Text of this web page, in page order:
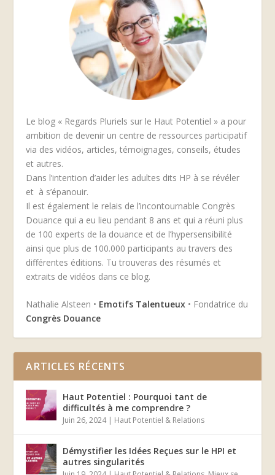
Le blog « Regards Pluriels sur le Haut Potentiel » a pour
ambition de devenir un centre de ressources participatif
via des vidéos, articles, témoignages, conseils, études
et autres.
Dans l’intention d’aider les adultes dits HP à se révéler
et à s’épanouir.
Il est également le relais de l’incontournable Congrès
Douance qui a eu lieu pendant 8 ans et qui a réuni plus
de 100 experts de la douance et de l’hypersensibilité
ainsi que plus de 100.000 participants au travers des
différentes éditions. Tu trouveras des résumés et
extraits de vidéos dans ce blog.
Nathalie Alsteen • Emotifs Talentueux • Fondatrice du
Congrès Douance
ARTICLES RÉCENTS
Haut Potentiel : Pourquoi tant de
difficultés à me comprendre ?
Juin 26, 2024| Haut Potentiel & Relations
Démystifier les Idées Reçues sur le HPI et
autres singularités